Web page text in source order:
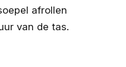
afrollen
van de tas.